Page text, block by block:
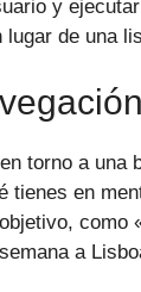
y
de una
torno a una
en
como
a